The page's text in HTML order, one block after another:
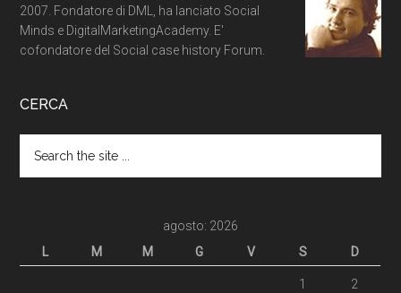
2007. Fondatore di DML, ha lanciato Social
Minds e DigitalMarketingAcademy. E'
cofondatore del Social case history Forum.
CERCA
agosto: 2026
L
M M G V S D
1 2